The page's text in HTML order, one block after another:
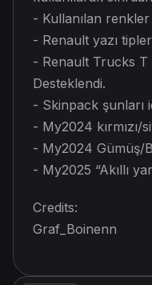
- Kullanılan
- Renault yazı
- Renault Trucks T
Desteklendi.
- Skinpack şunları
- My2024 kırmızı/
- My2024 Gümüş/
- My2025 “Akıllı
Credits:
Graf_Boinenn